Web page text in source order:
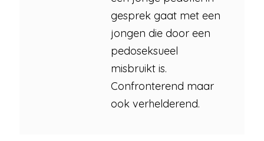
gesprek gaat met een
jongen die door een
pedoseksueel
misbruikt is.
Confronterend maar
ook verhelderend.